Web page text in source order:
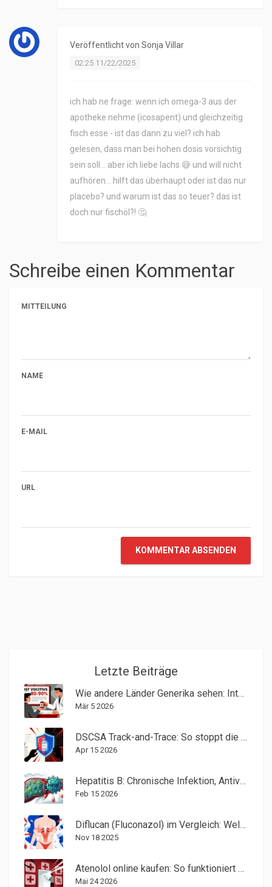
Veröffentlicht von Sonja Villar
02:25 11/22/2025
ich hab ne frage: wenn ich omega-3 aus der
apotheke nehme (icosapent) und gleichzeitig
fisch esse - ist das dann zu viel? ich hab
gelesen, dass man bei hohen dosis vorsichtig
sein soll… aber ich liebe lachs 😅 und will nicht
aufhören… hilft das überhaupt oder ist das nur
placebo? und warum ist das so teuer? das ist
doch nur fischöl?! 🤔
Schreibe einen Kommentar
MITTEILUNG
NAME
E-MAIL
URL
KOMMENTAR ABSENDEN
Letzte Beiträge
Wie andere Länder Generika sehen: Internationale Perspektiven von Anbietern
Mär 5 2026
DSCSA Track-and-Trace: So stoppt die Pharmaindustrie gefälschte Medikamente
Apr 15 2026
Hepatitis B: Chronische Infektion, Antivirale und Impfung
Feb 15 2026
Diflucan (Fluconazol) im Vergleich: Welche Alternativen gibt es und welche ist die beste?
Nov 18 2025
Atenolol online kaufen: So funktioniert es sicher & legal in Deutschland
Mai 24 2026